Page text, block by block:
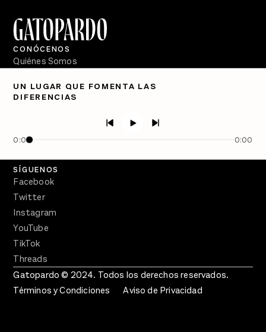
UN LUGAR QUE FOMENTA LAS
DIFERENCIAS
0:00 0:00
CONÓCENOS
Quiénes Somos
PÓDCASTS
Crecer en Distopía
SÍGUENOS
Facebook
Twitter
Instagram
YouTube
TikTok
Threads
Gatopardo © 2024. Todos los derechos reservados.
Términos y Condiciones
Aviso de Privacidad